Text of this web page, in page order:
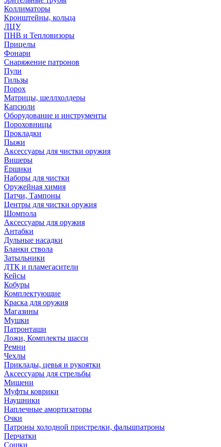
Коллиматоры
Кронштейны, кольца
ЛЦУ
ПНВ и Тепловизоры
Прицелы
Фонари
Снаряжение патронов
Пули
Гильзы
Порох
Матрицы, шеллхолдеры
Капсюли
Оборудование и инструменты
Пороховницы
Прокладки
Пыжи
Аксессуары для чистки оружия
Вишеры
Ёршики
Наборы для чистки
Оружейная химия
Патчи, Тампоны
Центры для чистки оружия
Шомпола
Аксессуары для оружия
Антабки
Дульные насадки
Бланки ствола
Затыльники
ДТК и пламегасители
Кейсы
Кобуры
Комплектующие
Краска для оружия
Магазины
Мушки
Патронташи
Ложи, Комплекты шасси
Ремни
Чехлы
Приклады, цевья и рукоятки
Аксессуары для стрельбы
Мишени
Муфты коврики
Наушники
Наплечные амортизаторы
Очки
Патроны холодной пристрелки, фальшпатроны
Перчатки
Сошки